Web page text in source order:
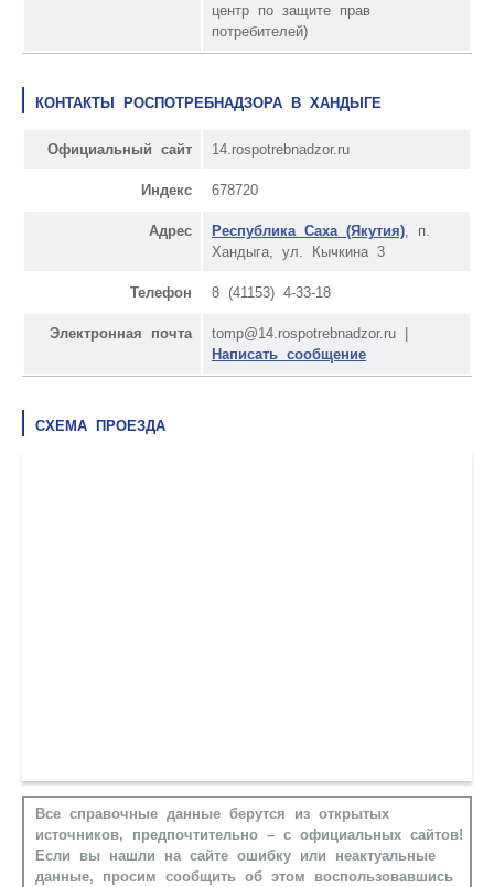
центр по защите прав
потребителей)
КОНТАКТЫ РОСПОТРЕБНАДЗОРА В ХАНДЫГЕ
Официальный сайт 14.rospotrebnadzor.ru
Индекс 678720
Адрес Республика Саха (Якутия) , п.
Хандыга, ул. Кычкина 3
Телефон 8 (41153) 4-33-18
Электронная почта
tomp@14.rospotrebnadzor.ru |
Написать сообщение
СХЕМА ПРОЕЗДА
Все справочные данные берутся из открытых
источников, предпочтительно – с официальных сайтов!
Если вы нашли на сайте ошибку или неактуальные
данные, просим сообщить об этом воспользовавшись